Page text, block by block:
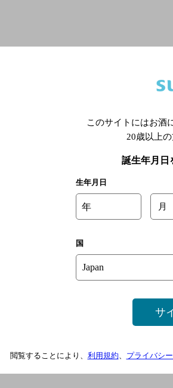
このサイトにはお酒
20歳以上
誕生年月日
生年月日
年 月
国
サ
閲覧することにより、 利用規約、 プライバシ